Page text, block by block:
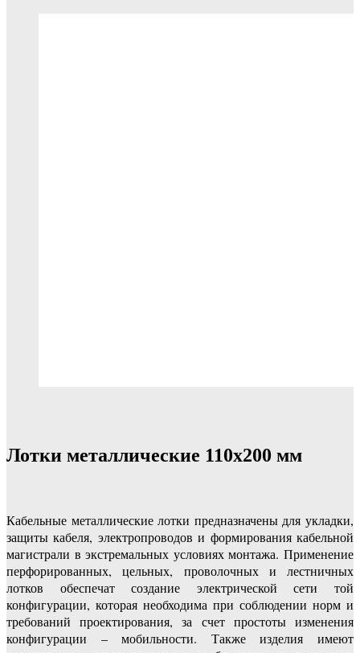
Лотки металлические 110x200 мм
Кабельные металлические лотки предназначены для укладки,
защиты кабеля, электропроводов и формирования кабельной
магистрали в экстремальных условиях монтажа. Применение
перфорированных, цельных, проволочных и лестничных
лотков обеспечат создание электрической сети той
конфигурации, которая необходима при соблюдении норм и
требований проектирования, за счет простоты изменения
конфигурации – мобильности. Также изделия имеют